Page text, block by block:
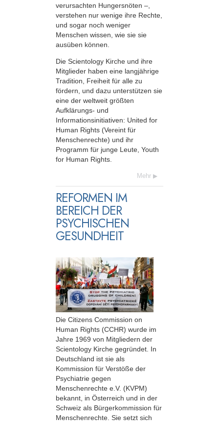
verursachten Hungersnöten –,
verstehen nur wenige ihre Rechte,
und sogar noch weniger
Menschen wissen, wie sie sie
ausüben können.
Die Scientology Kirche und ihre
Mitglieder haben eine langjährige
Tradition, Freiheit für alle zu
fördern, und dazu unterstützen sie
eine der weltweit größten
Aufklärungs- und
Informationsinitiativen: United for
Human Rights (Vereint für
Menschenrechte) und ihr
Programm für junge Leute, Youth
for Human Rights.
Mehr
REFORMEN IM
BEREICH DER
PSYCHISCHEN
GESUNDHEIT
Die Citizens Commission on
Human Rights (CCHR) wurde im
Jahre 1969 von Mitgliedern der
Scientology Kirche gegründet. In
Deutschland ist sie als
Kommission für Verstöße der
Psychiatrie gegen
Menschenrechte e.V. (KVPM)
bekannt, in Österreich und in der
Schweiz als Bürgerkommission für
Menschenrechte. Sie setzt sich